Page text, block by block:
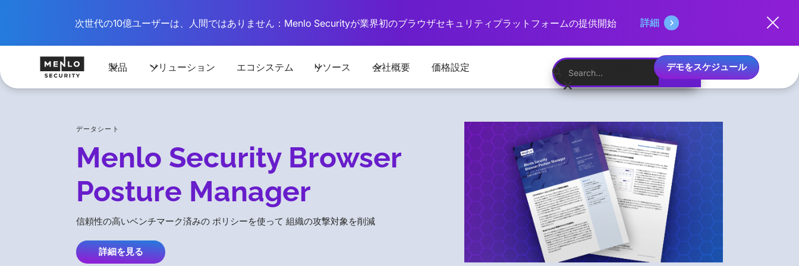
次世代の10億ユーザーは、人間ではありません：Menlo Securityが業界初のブラウザセキュリティプラットフォームの提供開始 詳細
製品 ソリューション エコシステム リソース 会社概要 価格設定 デモをスケジュール
データシート
Menlo Security Browser
Posture Manager
信頼性の高いベンチマーク済みの ポリシーを使って 組織の攻撃対象を削減
詳細を見る